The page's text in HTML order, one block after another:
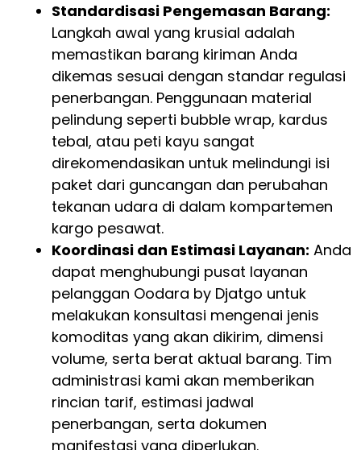
Standardisasi Pengemasan Barang:
Langkah awal yang krusial adalah
memastikan barang kiriman Anda
dikemas sesuai dengan standar regulasi
penerbangan. Penggunaan material
pelindung seperti bubble wrap, kardus
tebal, atau peti kayu sangat
direkomendasikan untuk melindungi isi
paket dari guncangan dan perubahan
tekanan udara di dalam kompartemen
kargo pesawat.
Koordinasi dan Estimasi Layanan: Anda
dapat menghubungi pusat layanan
pelanggan Oodara by Djatgo untuk
melakukan konsultasi mengenai jenis
komoditas yang akan dikirim, dimensi
volume, serta berat aktual barang. Tim
administrasi kami akan memberikan
rincian tarif, estimasi jadwal
penerbangan, serta dokumen
manifestasi yang diperlukan.